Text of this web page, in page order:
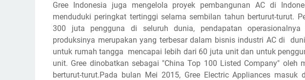
Gree Indonesia juga mengelola proyek pembangunan AC di
menduduki peringkat tertinggi selama sembilan tahun berturut-turut.
300 juta pengguna di seluruh dunia, pendapatan
produksinya merupakan yang terbesar dalam bisnis industri AC di
untuk rumah tangga mencapai lebih dari 60 juta unit dan untuk
unit. Gree dinobatkan sebagai "China Top 100 Listed Company" oleh
berturut-turut.Pada bulan Mei 2015, Gree Electric Appliances masuk